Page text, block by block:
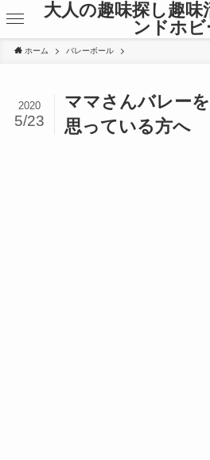
大人の趣味探し趣味
ンドホビ
ホーム バレーボール
ママさんバレー
思っている方へ
2020
5/23